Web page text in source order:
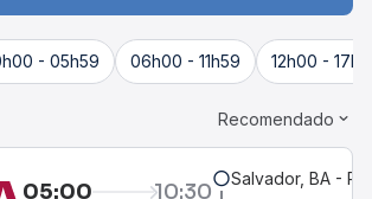
- 05h59 06h00 - 11h59 12h00 -
Recomendado
05:00 10:30 Salvador, BA -